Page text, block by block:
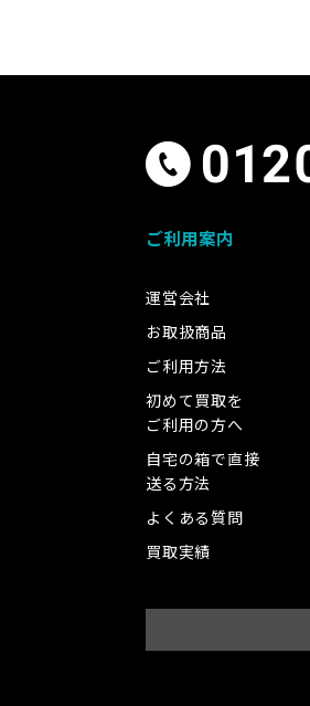
ご利用案内
運営会社
お取扱商品
ご利用方法
初めて買取を
ご利用の方へ
自宅の箱で直接
送る方法
よくある質問
買取実績